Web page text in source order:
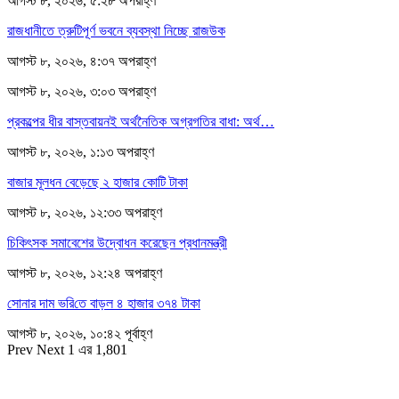
রাজধানীতে ত্রুটিপূর্ণ ভবনে ব্যবস্থা নিচ্ছে রাজউক
আগস্ট ৮, ২০২৬, ৪:৩৭ অপরাহ্ণ
আগস্ট ৮, ২০২৬, ৩:০৩ অপরাহ্ণ
প্রকল্পের ধীর বাস্তবায়নই অর্থনৈতিক অগ্রগতির বাধা: অর্থ…
আগস্ট ৮, ২০২৬, ১:১৩ অপরাহ্ণ
বাজার মূলধন বেড়েছে ২ হাজার কোটি টাকা
আগস্ট ৮, ২০২৬, ১২:৩৩ অপরাহ্ণ
চিকিৎসক সমাবেশের উদ্বোধন করেছেন প্রধানমন্ত্রী
আগস্ট ৮, ২০২৬, ১২:২৪ অপরাহ্ণ
সোনার দাম ভ‌রি‌তে বাড়ল ৪ হাজার ৩৭৪ টাকা
আগস্ট ৮, ২০২৬, ১০:৪২ পূর্বাহ্ণ
Prev Next 1 এর 1,801